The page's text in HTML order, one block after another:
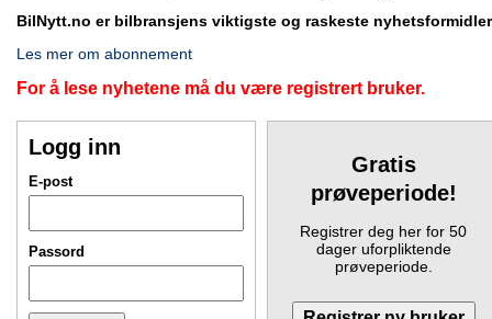
BilNytt.no er bilbransjens viktigste og raskeste
Les mer om abonnement
For å lese nyhetene må du være registrert bruker.
Logg inn
E-post
Passord
Gratis
prøveperiode!
Registrer deg her for 50
dager uforpliktende
prøveperiode.